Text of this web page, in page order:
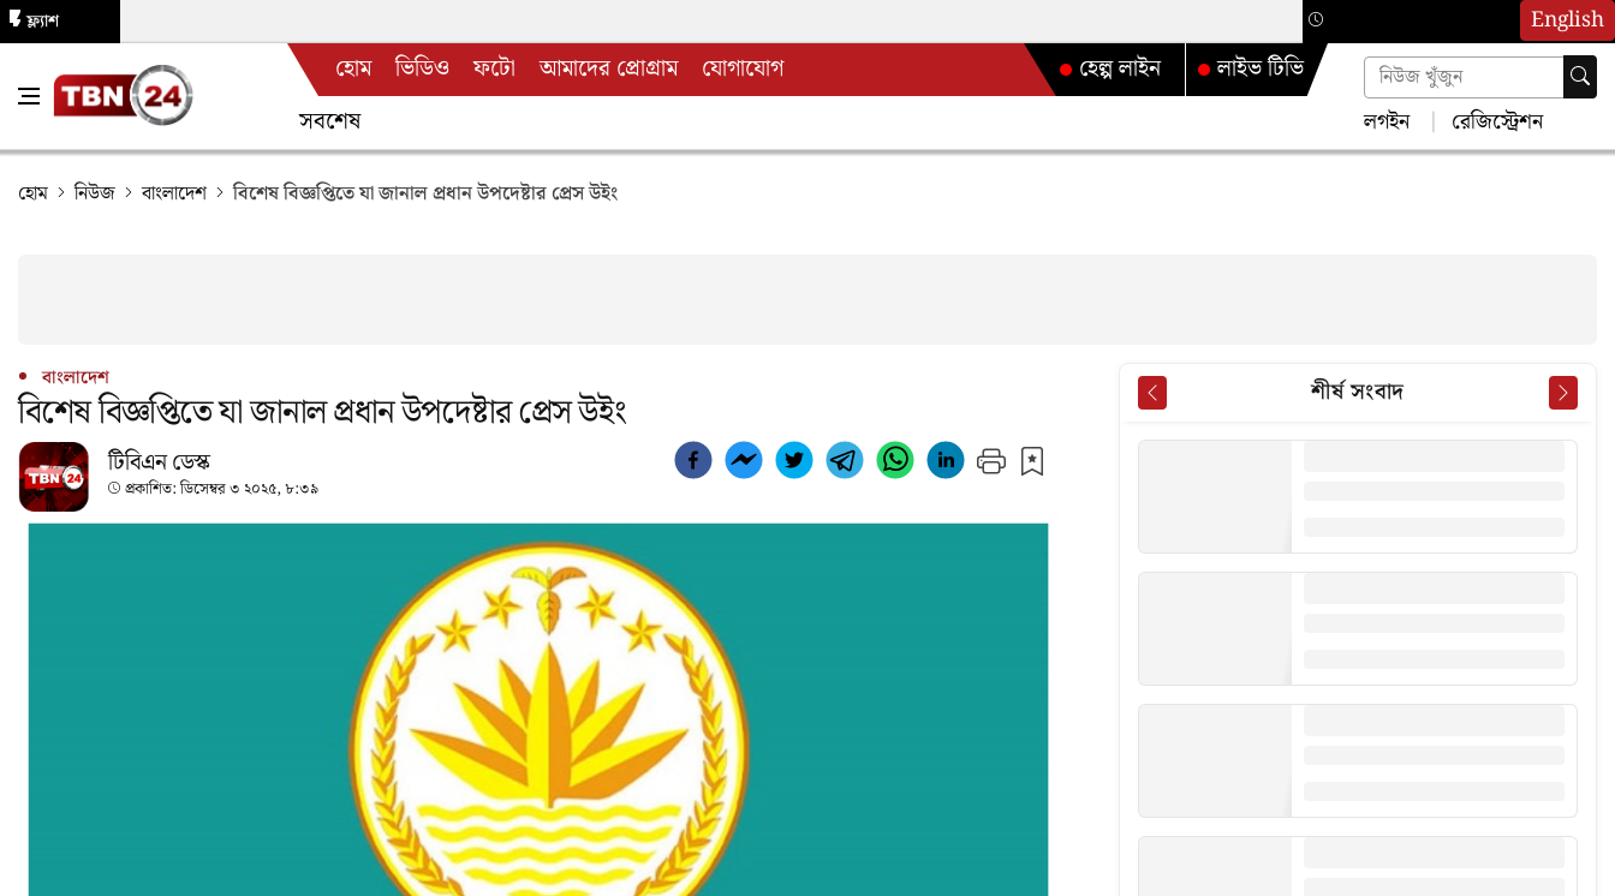
English
ফ্ল্যাশ
হোম ভিডিও ফটো আমাদের প্রোগ্রাম যোগাযোগ লাইভ টিভি
হেল্প লাইন
সবশেষ
লগইন রেজিস্ট্রেশন
হোম নিউজ বাংলাদেশ বিশেষ বিজ্ঞপ্তিতে যা জানাল প্রধান উপদেষ্টার প্রেস উইং
বাংলাদেশ
বিশেষ বিজ্ঞপ্তিতে যা জানাল প্রধান উপদেষ্টার প্রেস উইং
টিবিএন ডেস্ক
প্রকাশিত:ডিসেম্বর ৩ ২০২৫, ৮:৩৯
শীর্ষ সংবাদ